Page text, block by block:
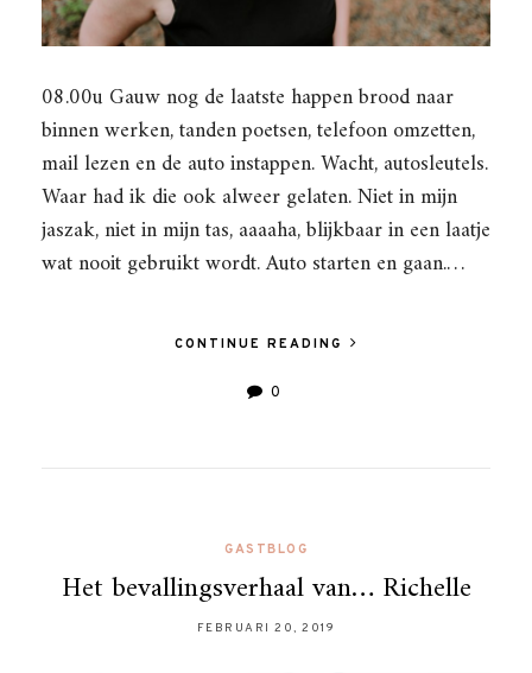
08.00u Gauw nog de laatste happen brood naar
binnen werken, tanden poetsen, telefoon omzetten,
mail lezen en de auto instappen. Wacht, autosleutels.
Waar had ik die ook alweer gelaten. Niet in mijn
jaszak, niet in mijn tas, aaaaha, blijkbaar in een laatje
wat nooit gebruikt wordt. Auto starten en gaan.…
CONTINUE READING
0
GASTBLOG
Het bevallingsverhaal van… Richelle
FEBRUARI 20, 2019